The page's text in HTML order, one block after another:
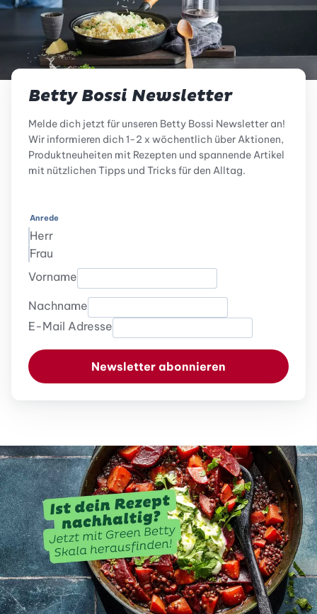
Betty Bossi Newsletter
Melde dich jetzt für unseren Betty Bossi Newsletter an!
Wir informieren dich 1-2 x wöchentlich über Aktionen,
Produktneuheiten mit Rezepten und spannende Artikel
mit nützlichen Tipps und Tricks für den Alltag.
Anrede
Herr
Frau
Vorname
Nachname
E-Mail Adresse
Newsletter abonnieren